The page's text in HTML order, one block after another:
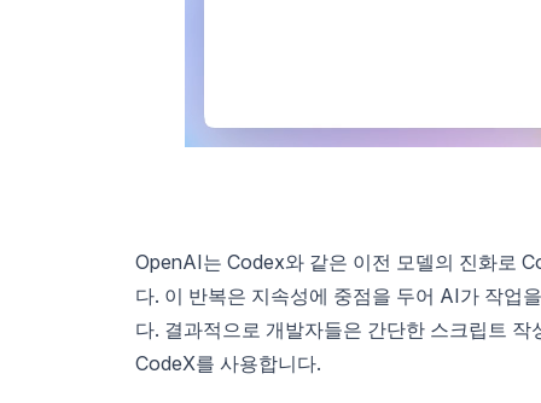
OpenAI는 Codex와 같은 이전 모델의 진화로
다. 이 반복은 지속성에 중점을 두어 AI가 작업
다. 결과적으로 개발자들은 간단한 스크립트
CodeX를 사용합니다.